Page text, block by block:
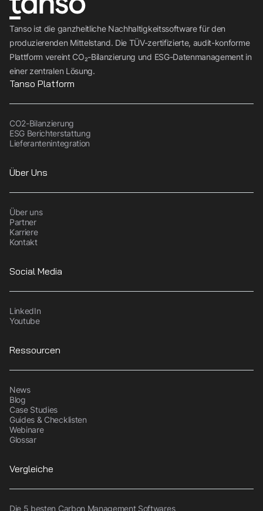
Tanso ist die ganzheitliche Nachhaltigkeitssoftware für den
produzierenden Mittelstand. Die TÜV-zertifizierte, audit-konforme
Plattform vereint CO₂-Bilanzierung und ESG-Datenmanagement in
einer zentralen Lösung.
Tanso Platform
CO2-Bilanzierung
ESG Berichterstattung
Lieferantenintegration
Über Uns
Über uns
Partner
Karriere
Kontakt
Social Media
LinkedIn
Youtube
Ressourcen
News
Blog
Case Studies
Guides & Checklisten
Webinare
Glossar
Vergleiche
Die 5 besten Carbon Management Softwares